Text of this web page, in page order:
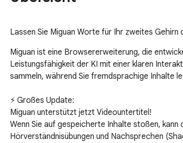
Lassen Sie Miguan Worte für Ihr zweites
Miguan ist eine Browsererweiterung, die
Leistungsfähigkeit der KI mit einer klaren
sammeln, während Sie fremdsprachige Inhalte
⚡️ Großes Update:
Miguan unterstützt jetzt Videountertitel!
Wenn Sie auf gespeicherte Inhalte stoßen,
Hörverständnisübungen und Nachsprechen